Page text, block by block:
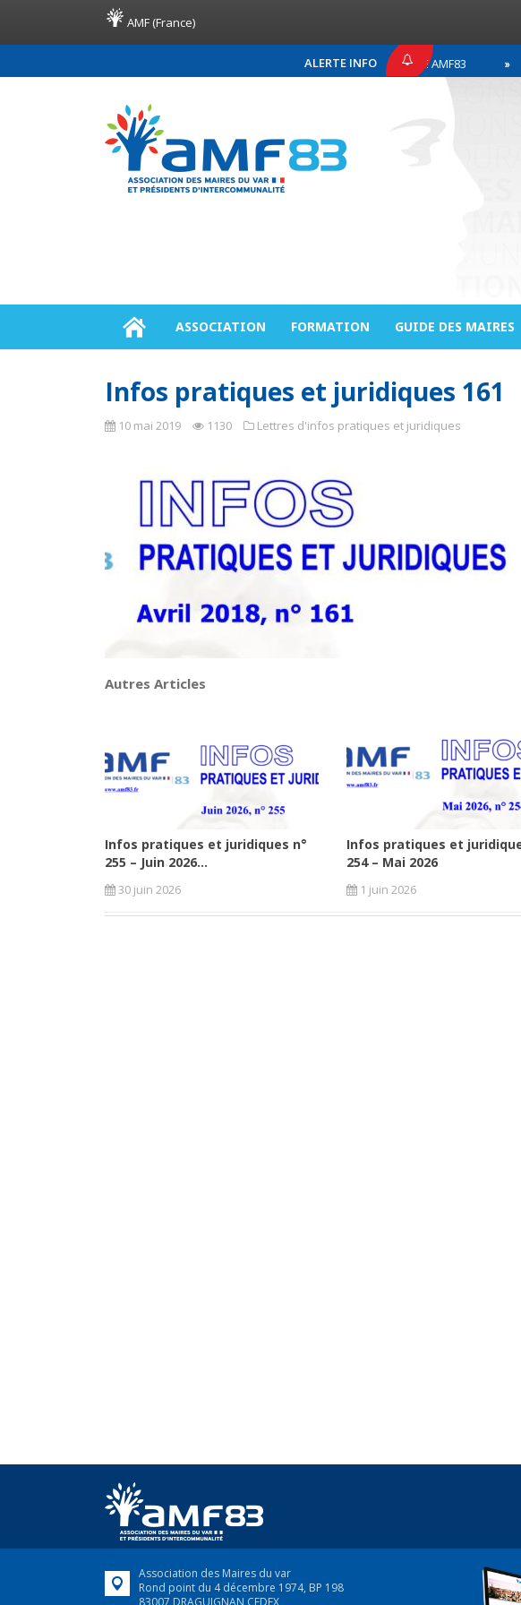
AMF (France)
ALERTE INFO
COMMUNIQUÉ DE PRESSE AMF83
ASSOCIATION FORMATION GUIDE DES MAIRES
Infos pratiques et juridiques 161
10 mai 2019 1130
Lettres d'infos pratiques et juridiques
Autres Articles
Infos pratiques et juridiques n°
255 – Juin 2026...
30 juin 2026
Infos pratiques et
254 – Mai 2026
1 juin 2026
Association des Maires du var
Rond point du 4 décembre 1974, BP 198
83007 DRAGUIGNAN CEDEX